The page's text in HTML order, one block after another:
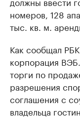
номеров, 128
тыс. кв. м.
Как сообщал
корпорация
торги по
разрешения
соглашения с
владельца